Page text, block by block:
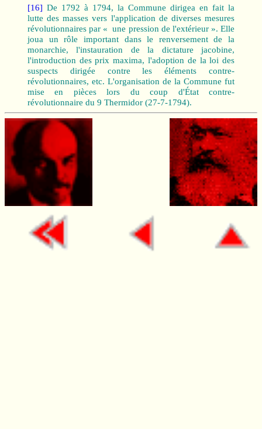
[16] De 1792 à 1794, la Commune dirigea en fait la
lutte des masses vers l'application de diverses mesures
révolutionnaires par « une pression de l'extérieur ». Elle
joua un rôle important dans le renversement de la
monarchie, l'instauration de la dictature jacobine,
l'introduction des prix maxima, l'adoption de la loi des
suspects dirigée contre les éléments contre-
révolutionnaires, etc. L'organisation de la Commune fut
mise en pièces lors du coup d'État contre-
révolutionnaire du 9 Thermidor (27‑7‑1794).